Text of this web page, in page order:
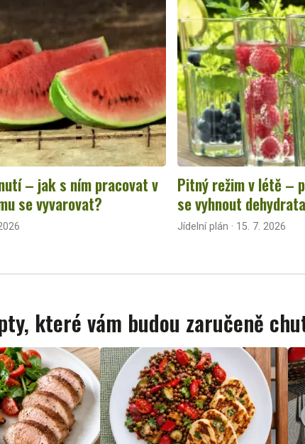
– jak s ním pracovat v
se vyvarovat?
Pitný režim v létě –
se vyhnout
Jídelní plán · 15. 7. 2026
které vám budou zaručeně